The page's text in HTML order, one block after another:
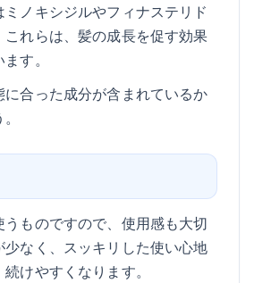
ノキシジルやフィナステリド
れらは、髪の成長を促す効果
す。
合った成分が含まれているか
ものですので、使用感も大切
なく、スッキリした使い心地
けやすくなります。